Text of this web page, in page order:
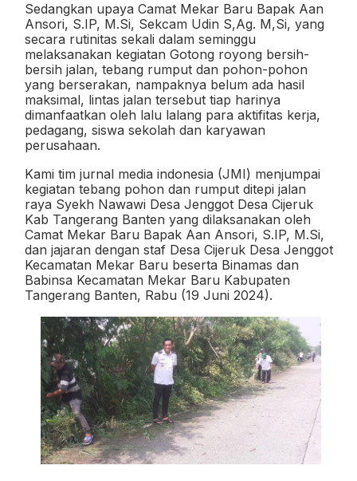
Sedangkan upaya Camat Mekar Baru Bapak Aan
Ansori, S.IP, M.Si, Sekcam Udin S,Ag. M,Si, yang
secara rutinitas sekali dalam seminggu
melaksanakan kegiatan Gotong royong bersih-
bersih jalan, tebang rumput dan pohon-pohon
yang berserakan, nampaknya belum ada hasil
maksimal, lintas jalan tersebut tiap harinya
dimanfaatkan oleh lalu lalang para aktifitas kerja,
pedagang, siswa sekolah dan karyawan
perusahaan.
Kami tim jurnal media indonesia (JMI) menjumpai
kegiatan tebang pohon dan rumput ditepi jalan
raya Syekh Nawawi Desa Jenggot Desa Cijeruk
Kab Tangerang Banten yang dilaksanakan oleh
Camat Mekar Baru Bapak Aan Ansori, S.IP, M.Si,
dan jajaran dengan staf Desa Cijeruk Desa Jenggot
Kecamatan Mekar Baru beserta Binamas dan
Babinsa Kecamatan Mekar Baru Kabupaten
Tangerang Banten, Rabu (19 Juni 2024).